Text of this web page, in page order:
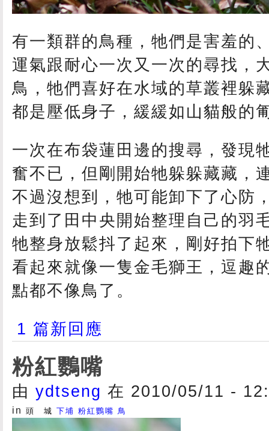
有一類群的鳥種，牠們是害羞的
運氣跟耐心一次又一次的尋找，
鳥，牠們喜好在水域的草叢裡躲
都是壓低身子，緩緩如山貓般的
一次在布袋蓮田邊的搜尋，發現
奮不已，但剛開始牠躲躲藏藏，
不過沒想到，牠可能卸下了心防
走到了田中央開始整理自己的羽
牠整身放鬆抖了起來，剛好拍下
看起來就像一隻金毛獅王，逗趣
點都不像鳥了。
1 篇新回應
粉紅鸚嘴
由 ydtseng 在 2010/05/11 -
in 頭 城 下埔 粉紅鸚嘴 鳥